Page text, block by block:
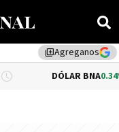
library_addAgreganos
DÓLAR BNA 0.34%$1,520.00